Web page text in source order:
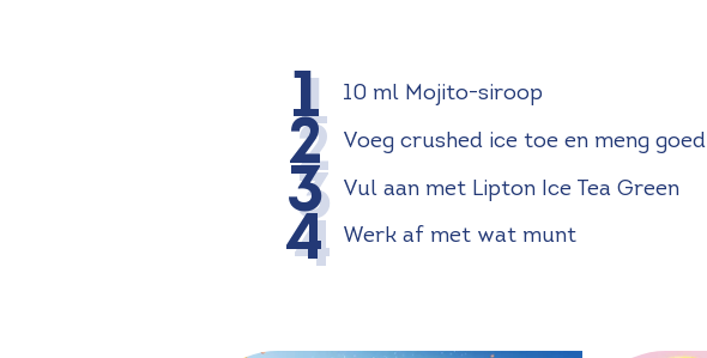
10 ml Mojito-siroop
Voeg crushed ice toe en meng goed
Vul aan met Lipton Ice Tea Green
Werk af met wat munt